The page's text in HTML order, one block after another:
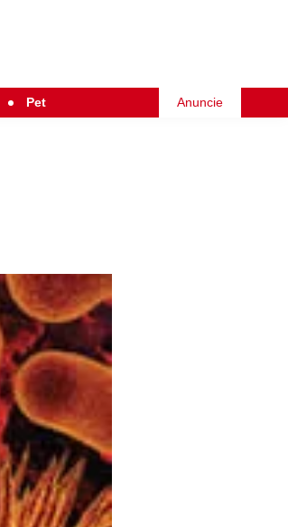
Pet Anuncie